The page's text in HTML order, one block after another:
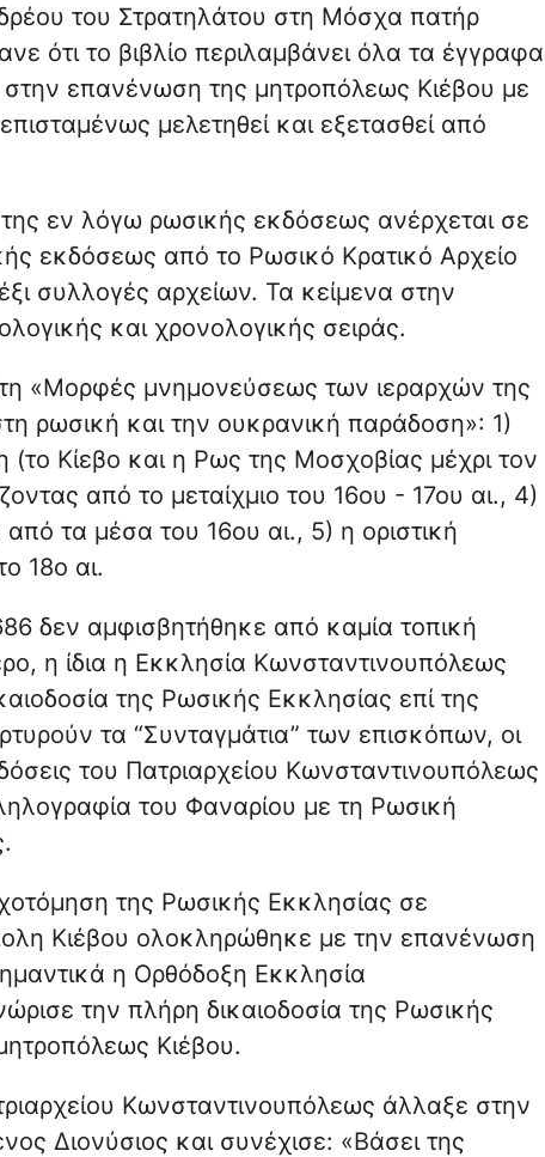
του Στρατηλάτου στη Μόσχα πατήρ
ότι το βιβλίο περιλαμβάνει όλα τα έγγραφα
επανένωση της μητροπόλεως Κιέβου με
μελετηθεί και εξετασθεί από
εν λόγω ρωσικής εκδόσεως ανέρχεται σε
εκδόσεως από το Ρωσικό Κρατικό Αρχείο
συλλογές αρχείων. Τα κείμενα στην
και χρονολογικής σειράς.
«Μορφές μνημονεύσεως των ιεραρχών της
ρωσική και την ουκρανική παράδοση»: 1)
(το Κίεβο και η Ρως της Μοσχοβίας μέχρι τον
από το μεταίχμιο του 16ου - 17ου αι., 4)
τα μέσα του 16ου αι., 5) η οριστική
18ο αι.
δεν αμφισβητήθηκε από καμία τοπική
η ίδια η Εκκλησία Κωνσταντινουπόλεως
της Ρωσικής Εκκλησίας επί της
τα “Συνταγμάτια” των επισκόπων, οι
του Πατριαρχείου Κωνσταντινουπόλεως
του Φαναρίου με τη Ρωσική
της Ρωσικής Εκκλησίας σε
Κιέβου ολοκληρώθηκε με την επανένωση
η Ορθόδοξη Εκκλησία
την πλήρη δικαιοδοσία της Ρωσικής
Κιέβου.
Κωνσταντινουπόλεως άλλαξε στην
Διονύσιος και συνέχισε: «Βάσει της